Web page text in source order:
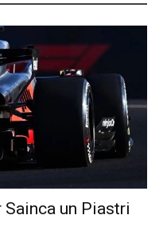
un Piastri